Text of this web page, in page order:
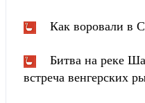
Как воровали в
Битва на реке
встреча венгерских